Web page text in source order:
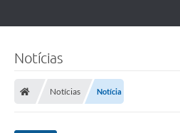
Notícias
Notícias Notícia